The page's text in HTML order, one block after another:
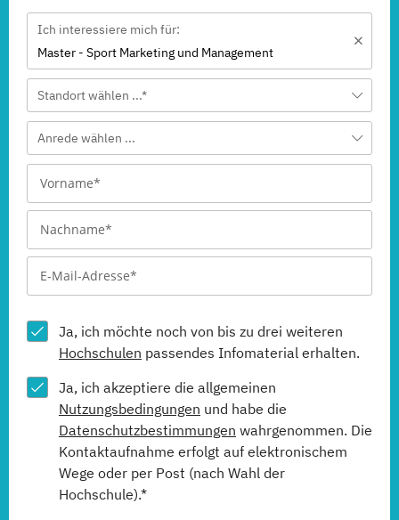
Ich interessiere mich für:
Master - Sport Marketing und Management
Standort wählen ...*
Anrede wählen ...
Ja, ich möchte noch von bis zu drei weiteren
Hochschulen passendes Infomaterial erhalten.
Ja, ich akzeptiere die allgemeinen
Nutzungsbedingungen und habe die
Datenschutzbestimmungen wahrgenommen. Die
Kontaktaufnahme erfolgt auf elektronischem
Wege oder per Post (nach Wahl der
Hochschule).*